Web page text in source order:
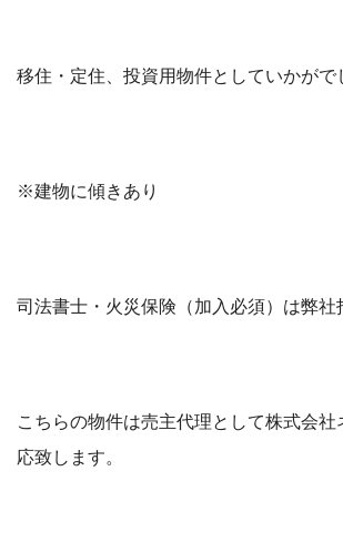
移住・定住、投資用物件としていかがで
※建物に傾きあり
司法書士・火災保険（加入必須）は弊社
こちらの物件は売主代理として株式会
応致します。